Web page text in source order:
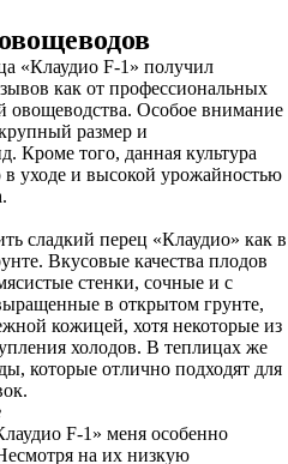
«Клаудио F-1» получил
как от профессиональных
овощеводства. Особое внимание
размер и
Кроме того, данная культура
в уходе и высокой урожайностью
сладкий перец «Клаудио» как в
Вкусовые качества плодов
стенки, сочные и с
в открытом грунте,
кожицей, хотя некоторые из
холодов. В теплицах же
которые отлично подходят для
F-1» меня особенно
на их низкую